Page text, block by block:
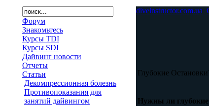
Форум
Знакомьтесь
Курсы TDI
Курсы SDI
Дайвинг новости
Отчеты
Статьи
Декомпрессионная болезнь
Противопоказания для
занятий дайвингом
diveinstructor.com.ua
Глубокие
Нужны ли